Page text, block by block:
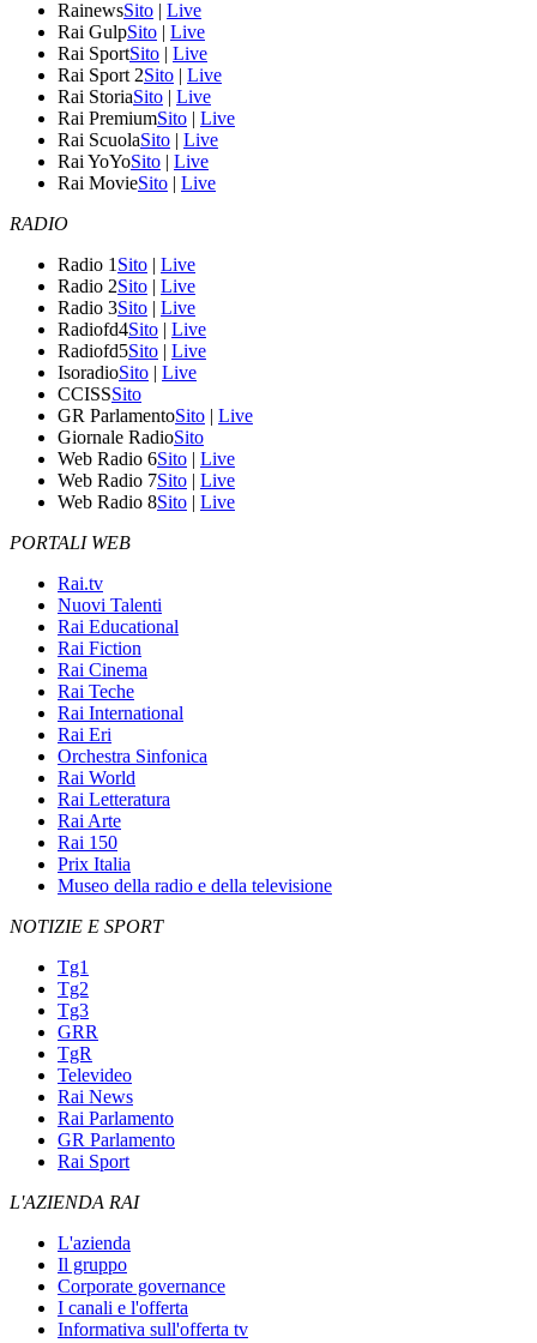
RainewsSito | Live
Rai GulpSito | Live
Rai SportSito | Live
Rai Sport 2Sito | Live
Rai StoriaSito | Live
Rai PremiumSito | Live
Rai ScuolaSito | Live
Rai YoYoSito | Live
Rai MovieSito | Live
RADIO
Radio 1 Sito | Live
Radio 2Sito | Live
Radio 3Sito | Live
Radiofd4Sito | Live
Radiofd5Sito | Live
IsoradioSito | Live
CCISSSito
GR ParlamentoSito | Live
Giornale RadioSito
Web Radio 6Sito | Live
Web Radio 7Sito | Live
Web Radio 8Sito | Live
PORTALI WEB
Rai.tv
Nuovi Talenti
Rai Educational
Rai Fiction
Rai Cinema
Rai Teche
Rai International
Rai Eri
Orchestra Sinfonica
Rai World
Rai Letteratura
Rai Arte
Rai 150
Prix Italia
Museo della radio e della televisione
NOTIZIE E SPORT
Tg1
Tg2
Tg3
GRR
TgR
Televideo
Rai News
Rai Parlamento
GR Parlamento
Rai Sport
L'AZIENDA RAI
L'azienda
Il gruppo
Corporate governance
I canali e l'offerta
Informativa sull'offerta tv